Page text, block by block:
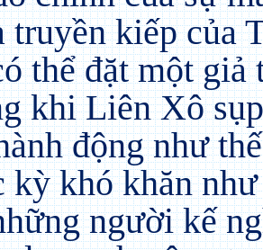
truyền kiếp của
thể đặt một giả
khi Liên Xô
động như
kỳ khó khăn
người kế